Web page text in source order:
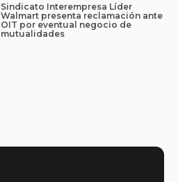
Sindicato Interempresa Líder
Walmart presenta reclamación ante
OIT por eventual negocio de
mutualidades